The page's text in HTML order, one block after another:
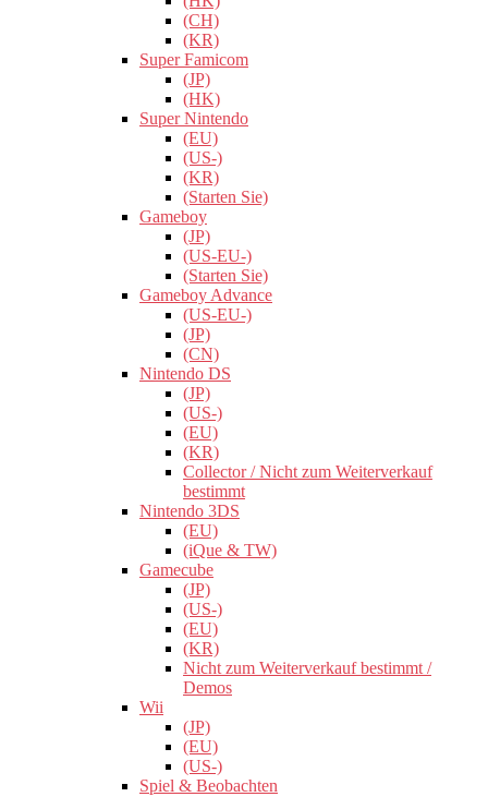
(CH)
(KR)
Super Famicom
(JP)
(HK)
Super Nintendo
(EU)
(US-)
(KR)
(Starten Sie)
Gameboy
(JP)
(US-EU-)
(Starten Sie)
Gameboy Advance
(US-EU-)
(JP)
(CN)
Nintendo DS
(JP)
(US-)
(EU)
(KR)
Collector / Nicht zum Weiterverkauf
bestimmt
Nintendo 3DS
(EU)
(iQue & TW)
Gamecube
(JP)
(US-)
(EU)
(KR)
Nicht zum Weiterverkauf bestimmt /
Demos
Wii
(JP)
(EU)
(US-)
Spiel & Beobachten